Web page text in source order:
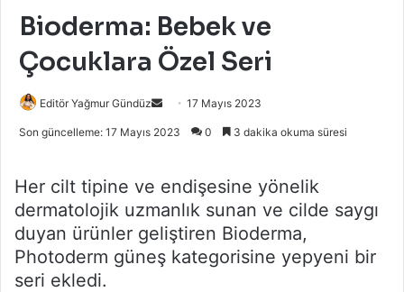
Bioderma: Bebek ve
Çocuklara Özel Seri
Editör Yağmur Gündüz
Bir
17 Mayıs 2023
Son güncelleme: 17 Mayıs 2023 0 3 dakika okuma süresi
Her cilt tipine ve endişesine yönelik
dermatolojik uzmanlık sunan ve cilde saygı
duyan ürünler geliştiren Bioderma,
Photoderm güneş kategorisine yepyeni bir
seri ekledi.